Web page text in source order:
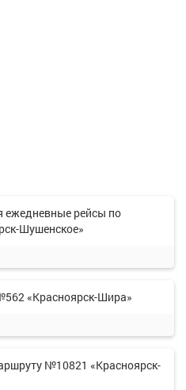
ежедневные рейсы по
Шушенское»
«Красноярск-Шира»
№10821 «Красноярск-